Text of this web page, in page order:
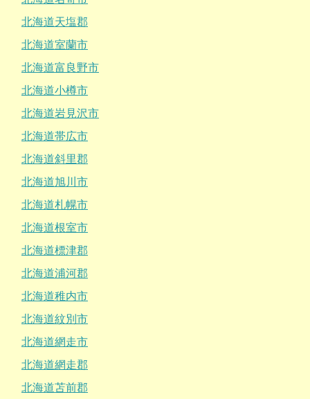
北海道天塩郡
北海道室蘭市
北海道富良野市
北海道小樽市
北海道岩見沢市
北海道帯広市
北海道斜里郡
北海道旭川市
北海道札幌市
北海道根室市
北海道標津郡
北海道浦河郡
北海道稚内市
北海道紋別市
北海道網走市
北海道網走郡
北海道苫前郡